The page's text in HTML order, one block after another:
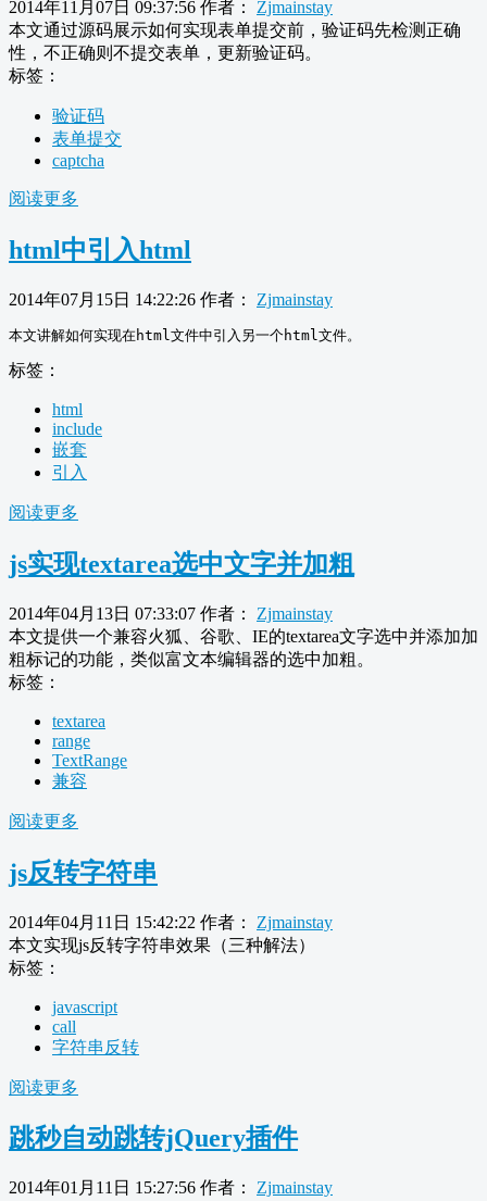
2014年11月07日 09:37:56 作者： Zjmainstay
本文通过源码展示如何实现表单提交前，验证码先检测正确
性，不正确则不提交表单，更新验证码。
标签：
验证码
表单提交
captcha
阅读更多
html中引入html
2014年07月15日 14:22:26 作者： Zjmainstay
标签：
html
include
嵌套
引入
阅读更多
js实现textarea选中文字并加粗
2014年04月13日 07:33:07 作者： Zjmainstay
本文提供一个兼容火狐、谷歌、IE的textarea文字选中并添加加
粗标记的功能，类似富文本编辑器的选中加粗。
标签：
textarea
range
TextRange
兼容
阅读更多
js反转字符串
2014年04月11日 15:42:22 作者： Zjmainstay
本文实现js反转字符串效果（三种解法）
标签：
javascript
call
字符串反转
阅读更多
跳秒自动跳转jQuery插件
2014年01月11日 15:27:56 作者： Zjmainstay